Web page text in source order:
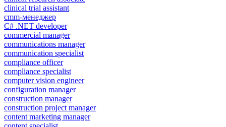
clinical trial assistant
cmm-менеджер
C# .NET developer
commercial manager
communications manager
communication specialist
compliance officer
compliance specialist
computer vision engineer
configuration manager
construction manager
construction project manager
content marketing manager